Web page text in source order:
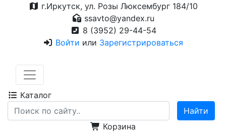
г.Иркутск, ул. Розы Люксембург 184/10
ssavto@yandex.ru
8 (3952) 29-44-54
Войти или Зарегистрироваться
Каталог
Корзина